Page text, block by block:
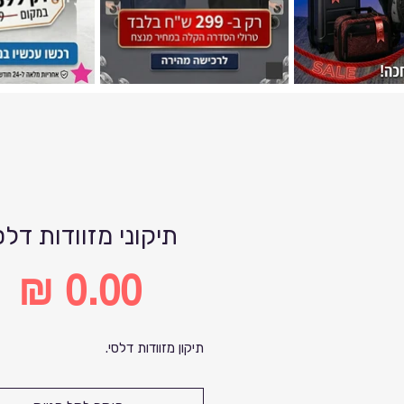
תיקוני מזוודות
‏0.00 ‏₪
מחיר
תיקון מזוודות דלסי.